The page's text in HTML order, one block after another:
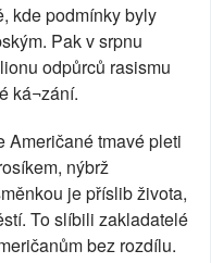
kde podmínky byly
Pak v srpnu
odpůrců rasismu
ká¬zání.
Američané tmavé pleti
nýbrž
je příslib života,
To slíbili zakladatelé
bez rozdílu.